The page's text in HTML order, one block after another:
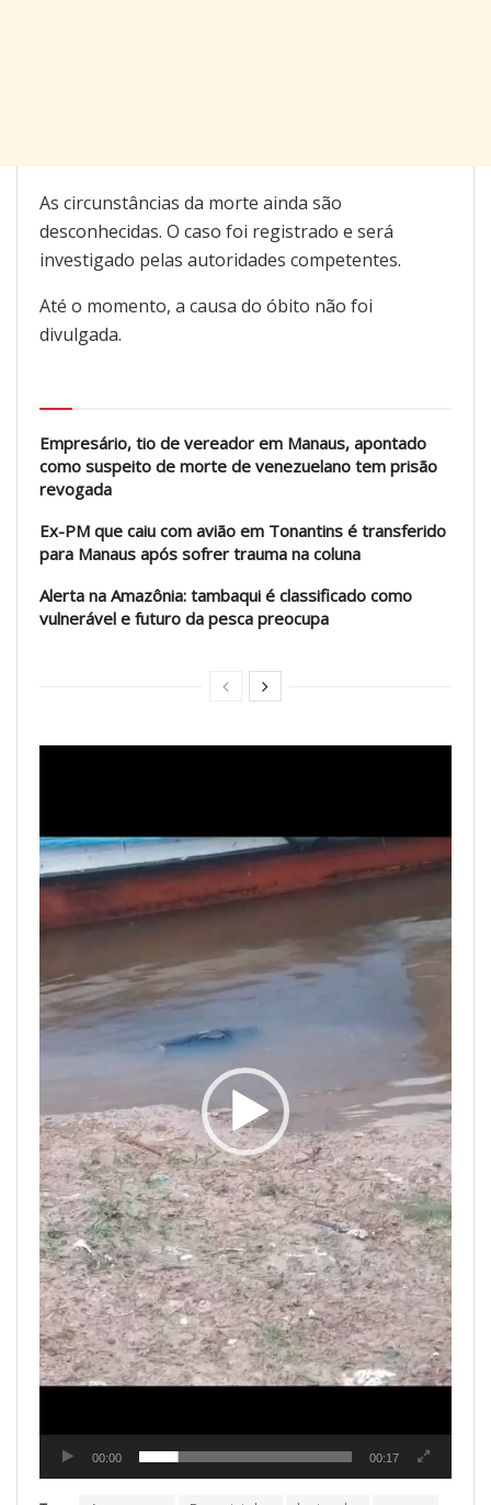
As circunstâncias da morte ainda são
desconhecidas. O caso foi registrado e será
investigado pelas autoridades competentes.
Até o momento, a causa do óbito não foi
divulgada.
Empresário, tio de vereador em Manaus, apontado
como suspeito de morte de venezuelano tem prisão
revogada
Ex-PM que caiu com avião em Tonantins é transferido
para Manaus após sofrer trauma na coluna
Alerta na Amazônia: tambaqui é classificado como
vulnerável e futuro da pesca preocupa
00:00 00:17